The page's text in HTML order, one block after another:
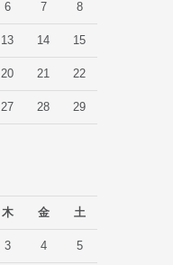
6 7 8
13 14 15
20 21 22
27 28 29
木 金 土
3 4 5